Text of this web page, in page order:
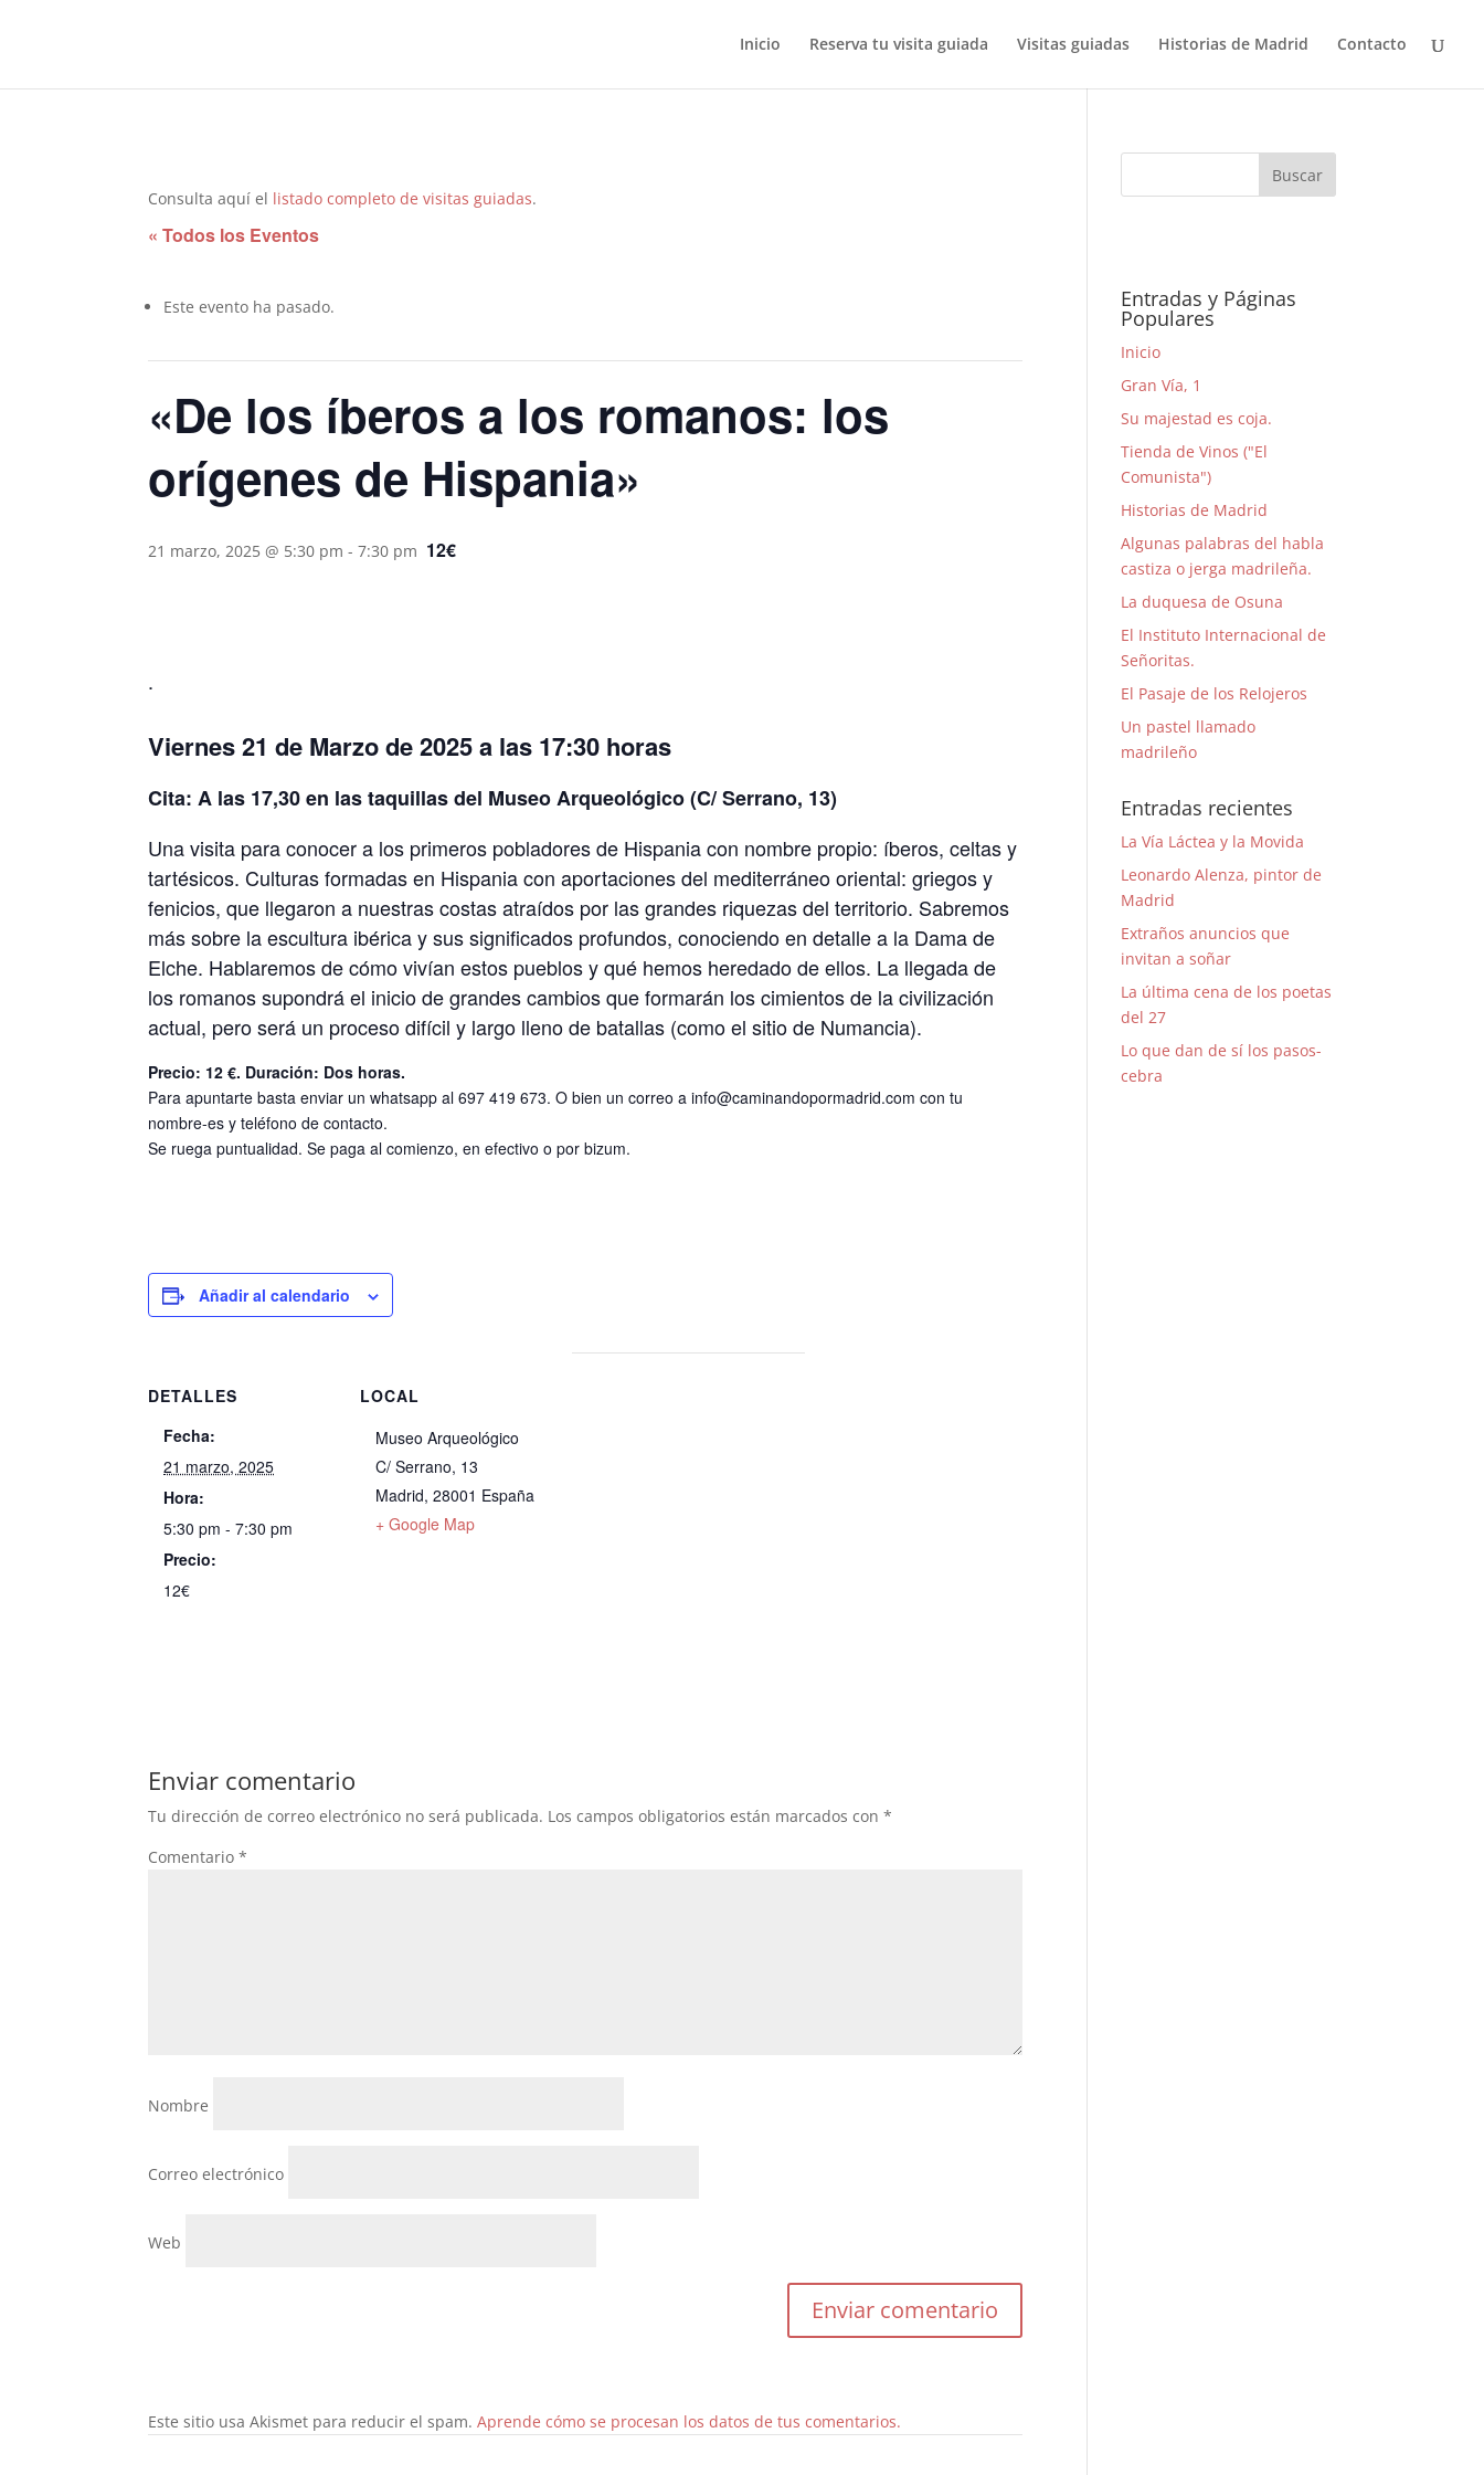
Inicio Reserva tu visita guiada Visitas guiadas Historias de Madrid Contacto
Consulta aquí el listado completo de visitas guiadas.
« Todos los Eventos
Este evento ha pasado.
«De los íberos a los romanos: los
orígenes de Hispania»
21 marzo, 2025 @ 5:30 pm -7:30 pm 12€
.
Viernes 21 de Marzo de 2025 a las 17:30 horas
Cita: A las 17,30 en las taquillas del Museo Arqueológico (C/ Serrano, 13)
Una visita para conocer a los primeros pobladores de Hispania con nombre propio: íberos, celtas y
tartésicos. Culturas formadas en Hispania con aportaciones del mediterráneo oriental: griegos y
fenicios, que llegaron a nuestras costas atraídos por las grandes riquezas del territorio. Sabremos
más sobre la escultura ibérica y sus significados profundos, conociendo en detalle a la Dama de
Elche. Hablaremos de cómo vivían estos pueblos y qué hemos heredado de ellos. La llegada de
los romanos supondrá el inicio de grandes cambios que formarán los cimientos de la civilización
actual, pero será un proceso difícil y largo lleno de batallas (como el sitio de Numancia).
Precio: 12 €. Duración: Dos horas.
Para apuntarte basta enviar un whatsapp al 697 419 673. O bien un correo a info@caminandopormadrid.com con tu
nombre-es y teléfono de contacto.
Se ruega puntualidad. Se paga al comienzo, en efectivo o por bizum.
Añadir al calendario
DETALLES
Fecha:
21 marzo, 2025
Hora:
5:30 pm - 7:30 pm
Precio:
12€
LOCAL
Museo Arqueológico
C/ Serrano, 13
Madrid, 28001 España
+ Google Map
Enviar comentario
Tu dirección de correo electrónico no será publicada. Los campos obligatorios están marcados con*
Comentario*
Nombre
Correo electrónico
Web
Este sitio usa Akismet para reducir el spam.Aprende cómo se procesan los datos de tus comentarios.
Entradas y Páginas
Populares
Inicio
Gran Vía, 1
Su majestad es coja.
Tienda de Vinos ("El
Comunista")
Historias de Madrid
Algunas palabras del habla
castiza o jerga madrileña.
La duquesa de Osuna
El Instituto Internacional de
Señoritas.
El Pasaje de los Relojeros
Un pastel llamado
madrileño
Entradas recientes
La Vía Láctea y la Movida
Leonardo Alenza, pintor de
Madrid
Extraños anuncios que
invitan a soñar
La última cena de los poetas
del 27
Lo que dan de sí los pasos-
cebra